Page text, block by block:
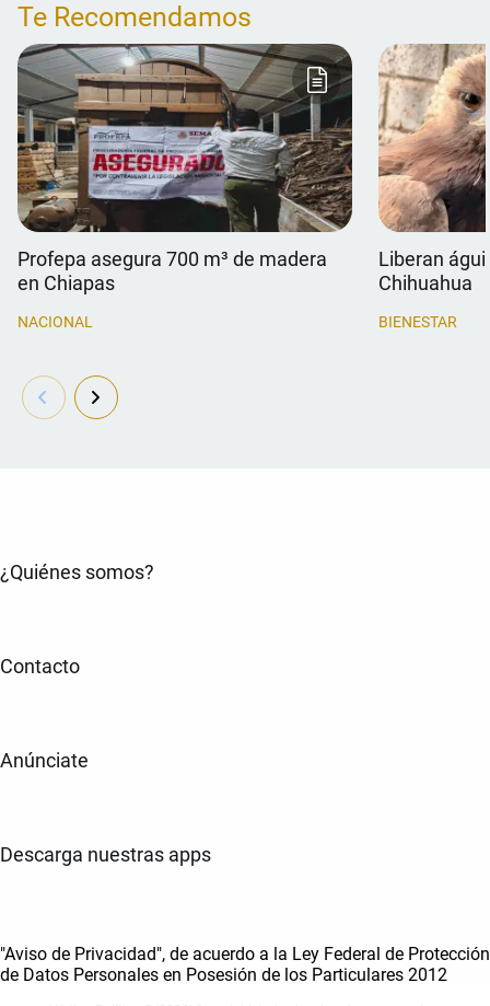
Te Recomendamos
Profepa asegura 700 m³ de madera
en Chiapas
NACIONAL
Liberan
Chihuahua
BIENESTAR
¿Quiénes somos?
Contacto
Anúnciate
Descarga nuestras apps
"Aviso de Privacidad", de acuerdo a la Ley Federal de Protección
de Datos Personales en Posesión de los Particulares 2012